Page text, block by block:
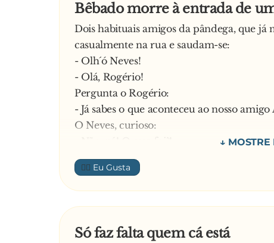
Bêbado morre à entrada de
Dois habituais amigos da pândega, que já
casualmente na rua e saudam-se:
- Olh´ó Neves!
- Olá, Rogério!
Pergunta o Rogério:
- Já sabes o que aconteceu ao nosso amigo
O Neves, curioso:
Explica o Rogério:
- A noite passada, mesmo à porta do bar,
Pergunta o Neves:
- Ele ia a entrar ou a sair?
- Ia a entrar.
👍🏼
Só faz falta quem cá está